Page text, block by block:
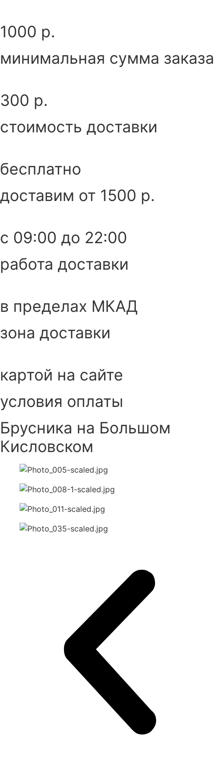
1000 р.
минимальная сумма заказа
300 р.
стоимость доставки
бесплатно
доставим от 1500 р.
c 09:00 до 22:00
работа доставки
в пределах МКАД
зона доставки
картой на сайте
условия оплаты
Брусника на Большом
Кисловском